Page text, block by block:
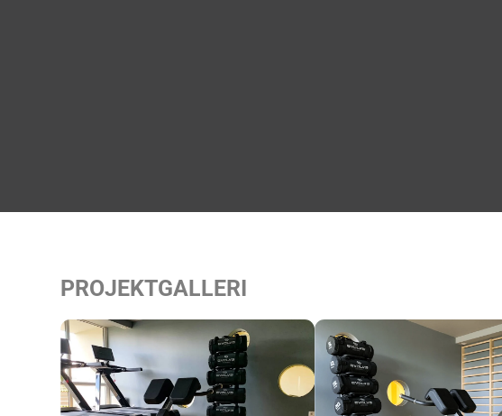
PROJEKTGALLERI